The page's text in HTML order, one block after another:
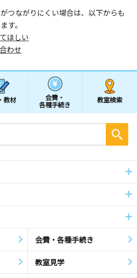
つながりにくい場合は、以下からも
す。
ほしい
わせ
教材 会費・
各種手続き
教室検索
会費・各種手続き
教室見学